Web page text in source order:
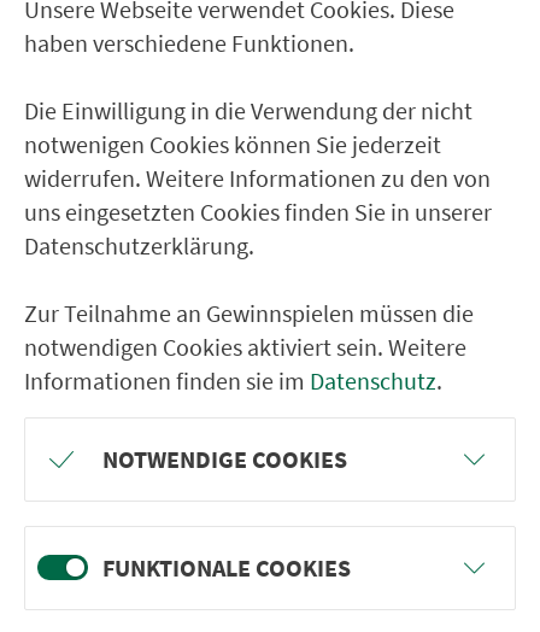
Ver­kehrs­ver­bund Groß­raum
Nürn­berg
22.000 Qua­drat­ki­lo­me­ter. 130 Ver­kehrs­un­
ter­neh­men. 1.100 Linien. Eine Fahr­kar­te.
Abfahrten
Tickets & Preise
Fahr­plan­ände­rungen
Unsere Webseite verwendet Cookies. Diese
haben verschiedene Funktionen.
Die Einwilligung in die Verwendung der nicht
notwenigen Cookies können Sie jederzeit
widerrufen. Weitere Informationen zu den von
uns eingesetzten Cookies finden Sie in unserer
Datenschutzerklärung.
Zur Teilnahme an Gewinnspielen müssen die
notwendigen Cookies aktiviert sein. Weitere
Informationen finden sie im Datenschutz.
NOTWENDIGE COOKIES
FUNKTIONALE COOKIES